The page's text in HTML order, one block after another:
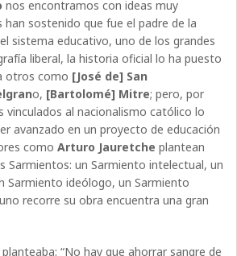
nos encontramos con ideas muy
han sostenido que fue el padre de la
sistema educativo, uno de los grandes
liberal, la historia oficial lo ha puesto
otros como [José de] San
o, [Bartolomé] Mitre; pero, por
al nacionalismo católico lo
avanzado en un proyecto de educación
comoArturo Jauretche plantean
Sarmientos: un Sarmiento intelectual, un
Sarmiento ideólogo, un Sarmiento
recorre su obra encuentra una gran
“No hay que ahorrar sangre de